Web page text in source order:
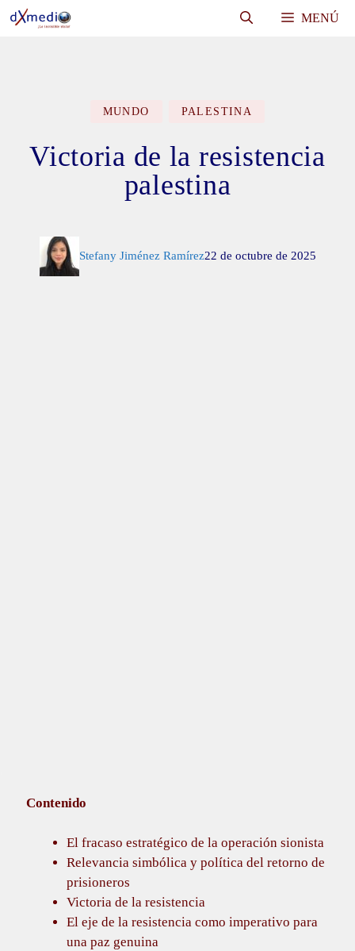
Saltar
MENÚ
MUNDO PALESTINA
Victoria de la resistencia
palestina
Stefany Jiménez Ramírez22 de octubre de 2025
Contenido
El fracaso estratégico de la operación sionista
Relevancia simbólica y política del retorno de
prisioneros
Victoria de la resistencia
El eje de la resistencia como imperativo para
una paz genuina